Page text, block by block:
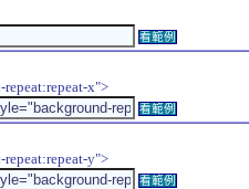
看範例
x">
看範例
y">
看範例